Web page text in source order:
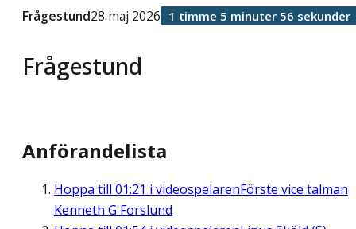
Frågestund
Frågestund28 maj 2026 1 timme 5 minuter 56 sekunder
Anförandelista
Hoppa till 01:21 i videospelarenFörste vice talman
Kenneth G Forslund